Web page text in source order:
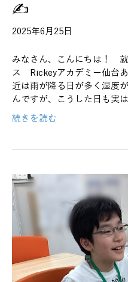
✍
2025年6月25日
みなさん、こんにちは！
ス Rickeyアカデミー仙
近は雨が降る日が多く湿度
んですが、こうした日も実
続きを読む